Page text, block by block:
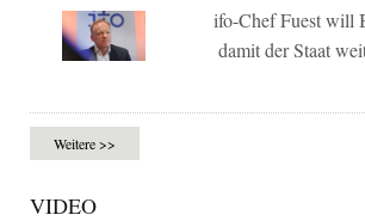
ifo-Chef Fuest will
damit der Staat
Weitere >>
VIDEO